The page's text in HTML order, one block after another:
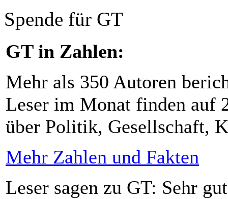
Spende für GT
GT in Zahlen:
Mehr als 350 Autoren
Leser im Monat finden auf
über Politik, Gesellschaft,
Mehr Zahlen und Fakten
Leser sagen zu GT: Sehr